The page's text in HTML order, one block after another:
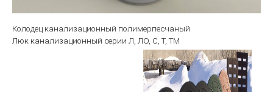
Колодец канализационный полимерпесчаный
Люк канализационный серии Л, ЛО, С, Т, ТМ